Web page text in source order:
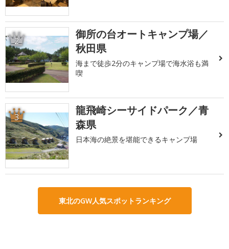
2
御所の台オートキャンプ場／
秋田県
海まで徒歩2分のキャンプ場で海水浴も満
喫
3
龍飛崎シーサイドパーク／青
森県
日本海の絶景を堪能できるキャンプ場
東北のGW人気スポットランキング